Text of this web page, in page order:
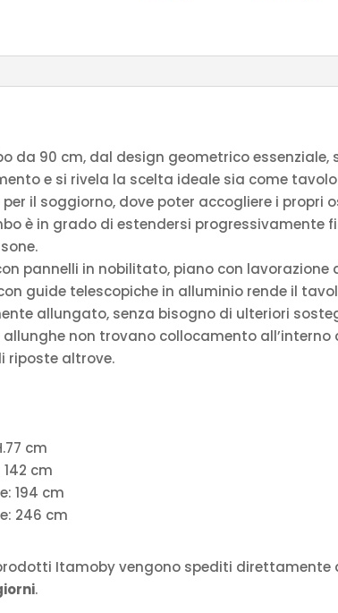
da 90 cm, dal design geometrico
e si rivela la scelta ideale sia come
il soggiorno, dove poter accogliere i propri
è in grado di estendersi progressivamente
pannelli in nobilitato, piano con lavorazione
guide telescopiche in alluminio rende il
allungato, senza bisogno di ulteriori
allunghe non trovano collocamento
riposte altrove.
cm
cm
194 cm
246 cm
Itamoby vengono spediti direttamente
.